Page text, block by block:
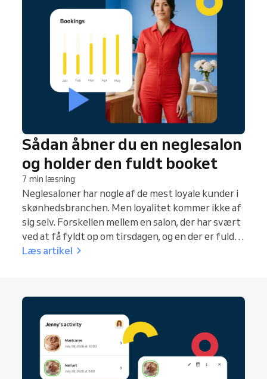
Sådan åbner du en neglesalon
og holder den fuldt booket
7 min læsning
Neglesaloner har nogle af de mest loyale kunder i
skønhedsbranchen. Men loyalitet kommer ikke af
sig selv. Forskellen mellem en salon, der har svært
ved at få fyldt op om tirsdagen, og en der er fuldt
booket to uger frem, er ikke talent. Det er heller
Læs artikel